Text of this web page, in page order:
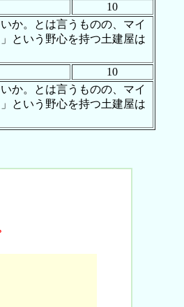
10
か。とは言うものの、マイ
という野心を持つ土建屋は
10
か。とは言うものの、マイ
という野心を持つ土建屋は